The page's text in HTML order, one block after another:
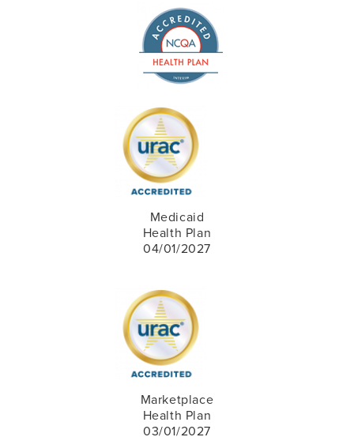
Medicaid
Health Plan
04/01/2027
Marketplace
Health Plan
03/01/2027